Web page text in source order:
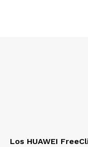
Los HUAWEI